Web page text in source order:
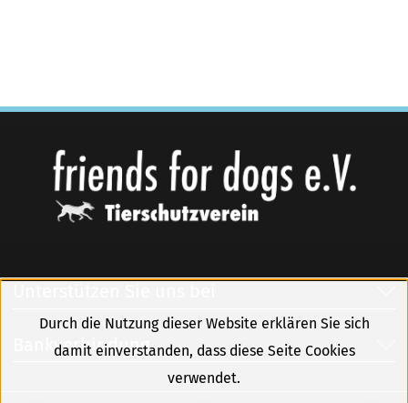
Bankverbindung
Durch die Nutzung dieser Website erklären Sie sich
damit einverstanden, dass diese Seite Cookies
verwendet.